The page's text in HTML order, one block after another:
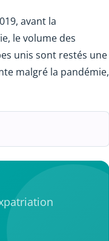
avant la
le volume des
unis sont restés une
malgré la pandémie,